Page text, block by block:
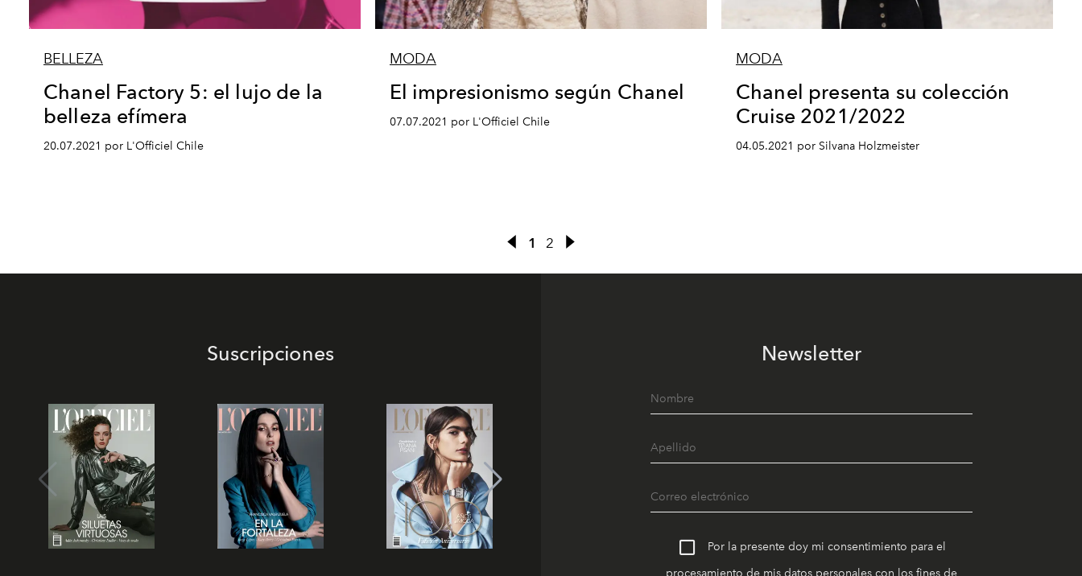
BELLEZA
Chanel Factory 5: el lujo de la
belleza efímera
20.07.2021 por L'Officiel Chile
MODA
El impresionismo según Chanel
07.07.2021 por L'Officiel Chile
MODA
Chanel presenta su colección
Cruise 2021/2022
04.05.2021 por Silvana Holzmeister
1 2
Suscripciones Newsletter
Por la presente doy mi consentimiento para el
procesamiento de mis datos personales con los fines de